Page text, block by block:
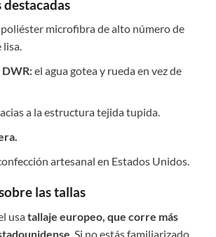
microfibra de alto número de
lisa.
el agua gotea y rueda en vez de
a la estructura tejida tupida.
artesanal en Estados Unidos.
las tallas
usatallaje europeo, que corre más
. Si no estás familiarizado